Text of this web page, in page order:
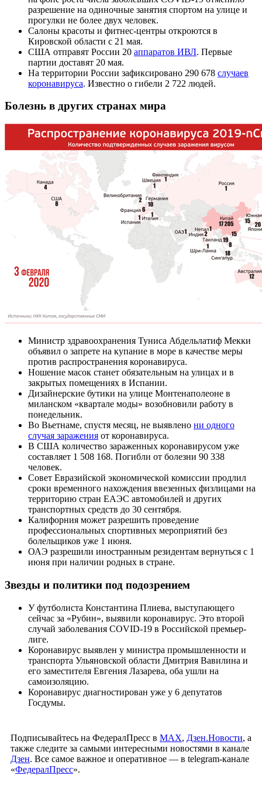
разрешение на одиночные занятия спортом на улице и
прогулки не более двух человек.
Салоны красоты и фитнес-центры откроются в
Кировской области с 21 мая.
США отправят России 20 аппаратов ИВЛ. Первые
партии доставят 20 мая.
На территории России зафиксировано 290 678 случаев
коронавируса. Известно о гибели 2 722 людей.
Болезнь в других странах мира
Министр здравоохранения Туниса Абдельлатиф Мекки
объявил о запрете на купание в море в качестве меры
против распространения коронавируса.
Ношение масок станет обязательным на улицах и в
закрытых помещениях в Испании.
Дизайнерские бутики на улице Монтенаполеоне в
миланском «квартале моды» возобновили работу в
понедельник.
Во Вьетнаме, спустя месяц, не выявлено ни одного
случая заражения от коронавируса.
В США количество зараженных коронавирусом уже
составляет 1 508 168. Погибли от болезни 90 338
человек.
Совет Евразийской экономической комиссии продлил
сроки временного нахождения ввезенных физлицами на
территорию стран ЕАЭС автомобилей и других
транспортных средств до 30 сентября.
Калифорния может разрешить проведение
профессиональных спортивных мероприятий без
болельщиков уже 1 июня.
ОАЭ разрешили иностранным резидентам вернуться с 1
июня при наличии родных в стране.
Звезды и политики под подозрением
У футболиста Константина Плиева, выступающего
сейчас за «Рубин», выявили коронавирус. Это второй
случай заболевания COVID-19 в Российской премьер-
лиге.
Коронавирус выявлен у министра промышленности и
транспорта Ульяновской области Дмитрия Вавилина и
его заместителя Евгения Лазарева, оба ушли на
самоизоляцию.
Коронавирус диагностирован уже у 6 депутатов
Госдумы.
Подписывайтесь на ФедералПресс в МАХ, Дзен.Новости, а
также следите за самыми интересными новостями в канале
Дзен. Все самое важное и оперативное — в telegram-канале
«ФедералПресс».